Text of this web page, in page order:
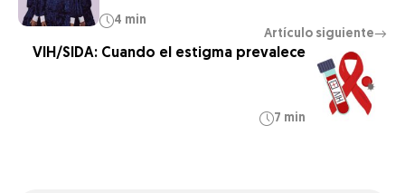
4 min
Artículo siguiente→
VIH/SIDA: Cuando el estigma prevalece
7 min